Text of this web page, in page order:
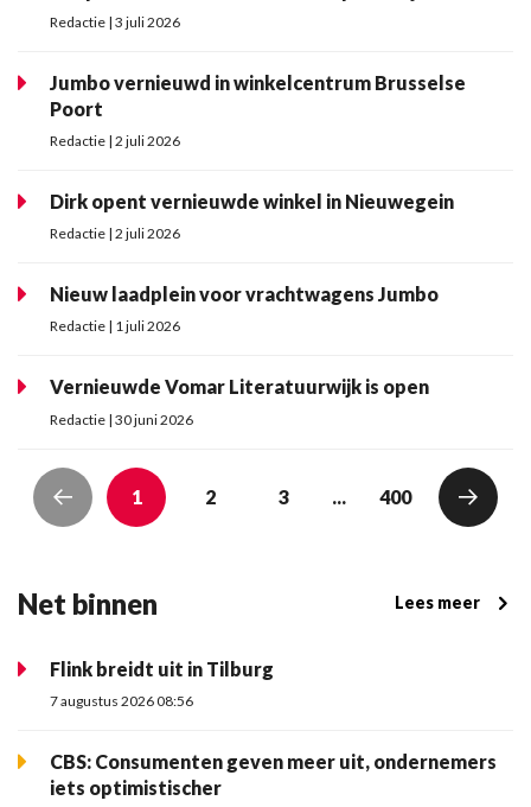
Redactie | 3 juli 2026
Jumbo vernieuwd in winkelcentrum Brusselse
Poort
Redactie | 2 juli 2026
Dirk opent vernieuwde winkel in Nieuwegein
Redactie | 2 juli 2026
Nieuw laadplein voor vrachtwagens Jumbo
Redactie | 1 juli 2026
Vernieuwde Vomar Literatuurwijk is open
Redactie | 30 juni 2026
1 2 3 ... 400
Net binnen Lees meer
Flink breidt uit in Tilburg
7 augustus 2026 08:56
CBS: Consumenten geven meer uit, ondernemers
iets optimistischer